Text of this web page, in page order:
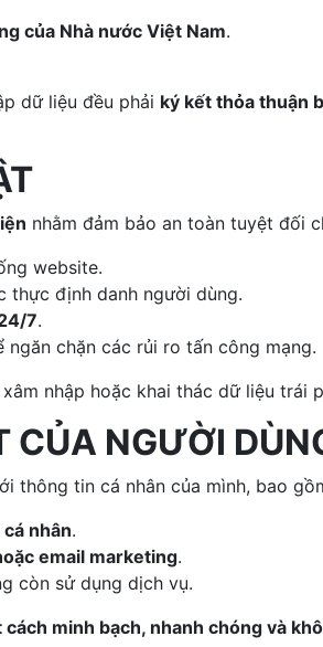
của Nhà nước Việt Nam.
dữ liệu đều phải ký kết thỏa thuận
nhằm đảm bảo an toàn tuyệt đối
website.
thực định danh người dùng.
7.
ngăn chặn các rủi ro tấn công mạng.
nhập hoặc khai thác dữ liệu trái
CỦA NGƯỜI
thông tin cá nhân của mình, bao
nhân.
email marketing.
còn sử dụng dịch vụ.
cách minh bạch, nhanh chóng và